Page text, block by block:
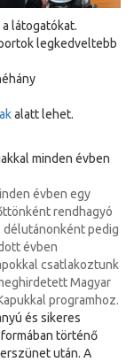
látogatókat.
legkedveltebb
alatt lehet.
minden évben
évben egy
rendhagyó
délutánonként pedig
évben
csatlakoztunk
Magyar
programhoz.
és sikeres
történő
után. A